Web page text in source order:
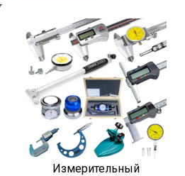
Измерительный